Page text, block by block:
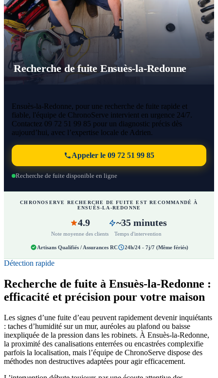
Recherche de fuite Ensuès-la-Redonne
Ensuès-la-Redonne, pour une recherche de fuite rapide et
fiable, l'équipe de ChronoServe intervient en urgence 24/7.
Contactez 09 72 51 99 85 pour un diagnostic précis dès
aujourd’hui, avec l’expertise locale de Adrien.
Appeler le 09 72 51 99 85
Recherche de fuite disponible en ligne
CHRONOSERVE RECHERCHE DE FUITE EST RECOMMANDÉ À
ENSUÈS-LA-REDONNE
4.9
Note moyenne des clients
~35 minutes
Temps d'intervention
Artisans Qualifiés / Assurances RC 24h/24 - 7j/7 (Même fériés)
Détection rapide
Recherche de fuite à Ensuès-la-Redonne :
efficacité et précision pour votre maison
Les signes d’une fuite d’eau peuvent rapidement devenir inquiétants
: taches d’humidité sur un mur, auréoles au plafond ou baisse
inexpliquée de la pression dans les robinets. À Ensuès-la-Redonne,
la proximité des canalisations enterrées ou encastrées complexifie
parfois la localisation, mais l’équipe de ChronoServe dispose des
méthodes non destructives adaptées pour agir efficacement.